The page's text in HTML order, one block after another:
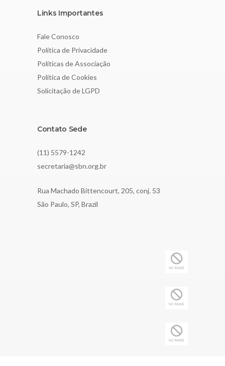
Links Importantes
Fale Conosco
Política de Privacidade
Políticas de Associação
Política de Cookies
Solicitação de LGPD
Contato Sede
(11) 5579-1242
secretaria@sbn.org.br
Rua Machado Bittencourt, 205, conj. 53
São Paulo, SP, Brazil